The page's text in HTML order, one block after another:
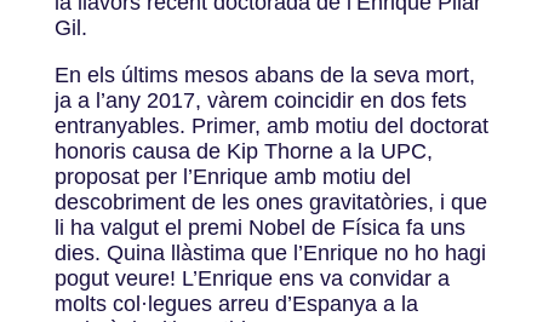
Gil.
En els últims mesos abans de la seva mort,
ja a l’any 2017, vàrem coincidir en dos fets
entranyables. Primer, amb motiu del doctorat
honoris causa de Kip Thorne a la UPC,
proposat per l’Enrique amb motiu del
descobriment de les ones gravitatòries, i que
li ha valgut el premi Nobel de Física fa uns
dies. Quina llàstima que l’Enrique no ho hagi
pogut veure! L’Enrique ens va convidar a
molts col·legues arreu d’Espanya a la